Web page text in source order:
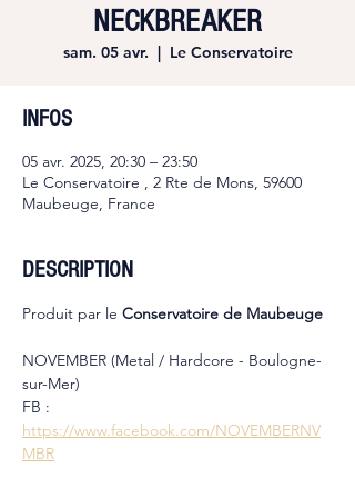
NECKBREAKER
sam. 05 avr.
  |
Le Conservatoire
INFOS
05 avr. 2025, 20:30 – 23:50
Le Conservatoire , 2 Rte de Mons, 59600
Maubeuge, France
DESCRIPTION
Produit par le Conservatoire de Maubeuge
NOVEMBER (Metal / Hardcore - Boulogne-
sur-Mer)
FB :
https://www.facebook.com/NOVEMBERNV
MBR